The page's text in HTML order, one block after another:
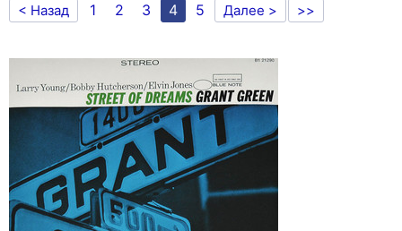
< Назад 1 2 3 4 5 Далее > >>